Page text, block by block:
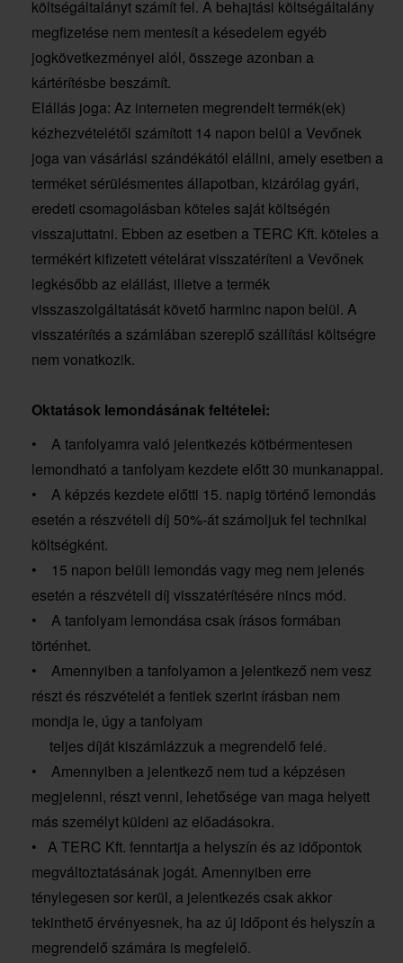
költségáltalányt számít fel. A behajtási költségáltalány
megfizetése nem mentesít a késedelem egyéb
jogkövetkezményei alól, összege azonban a
kártérítésbe beszámít.
Elállás joga: Az interneten megrendelt termék(ek)
kézhezvételétől számított 14 napon belül a Vevőnek
joga van vásárlási szándékától elállni, amely esetben a
terméket sérülésmentes állapotban, kizárólag gyári,
eredeti csomagolásban köteles saját költségén
visszajuttatni. Ebben az esetben a TERC Kft. köteles a
termékért kifizetett vételárat visszatéríteni a Vevőnek
legkésőbb az elállást, illetve a termék
visszaszolgáltatását követő harminc napon belül. A
visszatérítés a számlában szereplő szállítási költségre
nem vonatkozik.
Oktatások lemondásának feltételei:
• A tanfolyamra való jelentkezés kötbérmentesen
lemondható a tanfolyam kezdete előtt 30 munkanappal.
• A képzés kezdete előtti 15. napig történő lemondás
esetén a részvételi díj 50%-át számoljuk fel technikai
költségként.
• 15 napon belüli lemondás vagy meg nem jelenés
esetén a részvételi díj visszatérítésére nincs mód.
• A tanfolyam lemondása csak írásos formában
történhet.
• Amennyiben a tanfolyamon a jelentkező nem vesz
részt és részvételét a fentiek szerint írásban nem
mondja le, úgy a tanfolyam
teljes díját kiszámlázzuk a megrendelő felé.
• Amennyiben a jelentkező nem tud a képzésen
megjelenni, részt venni, lehetősége van maga helyett
más személyt küldeni az előadásokra.
• A TERC Kft. fenntartja a helyszín és az időpontok
megváltoztatásának jogát. Amennyiben erre
ténylegesen sor kerül, a jelentkezés csak akkor
tekinthető érvényesnek, ha az új időpont és helyszín a
megrendelő számára is megfelelő.